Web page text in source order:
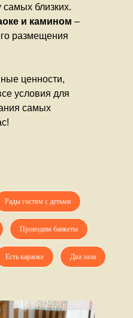
самых близких.
и камином –
размещения
ценности,
условия для
самых
Рады гостям с детьми
Проводим банкеты
Есть караоке Два зала